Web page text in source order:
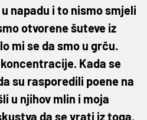
napadu i to nismo smjeli
otvorene šuteve iz
mi se da smo u grču.
Kada se
su rasporedili poene na
u njihov mlin i moja
da se vrati iz toga.